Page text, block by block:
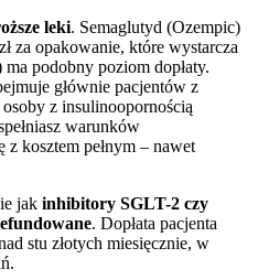
leki. Semaglutyd (Ozempic)
za opakowanie, które wystarcza
podobny poziom dopłaty.
głównie pacjentów z
z insulinoopornością
warunków
kosztem pełnym – nawet
jak inhibitory SGLT-2 czy
. Dopłata pacjenta
stu złotych miesięcznie, w